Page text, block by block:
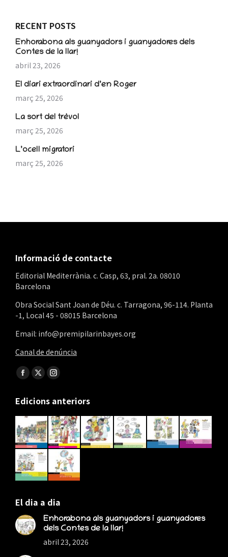
RECENT POSTS
Enhorabona als guanyadors i guanyadores dels
Contes de la llar!
abril 23, 2026
El diari extraordinari d’en Roger
març 25, 2026
La sort del trèvol
març 25, 2026
L’ocell migratori
març 25, 2026
Informació de contacte
Editorial Mediterrània. c. Casp, 63, pral. 2a. 08010
Barcelona
Obra Social Sant Joan de Déu. c. Tarragona, 96-114. Planta
-1, Local 45 - 08015 Barcelona
Email: info@premipilarinbayes.org
Canal de denúncia
Find us on:
Facebook
opens
in
new
window
X
opens
in
new
window
Instagram
opens
in
new
window
Edicions anteriors
El dia a dia
Enhorabona als guanyadors i guanyadores
dels Contes de la llar!
abril 23, 2026